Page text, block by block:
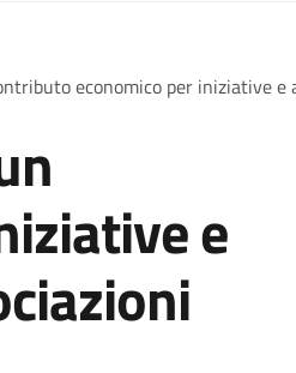
economico per iniziative
e